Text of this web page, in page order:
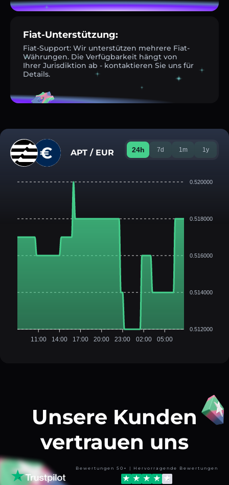
Fiat-Unterstützung:
Fiat-Support: Wir unterstützen mehrere Fiat-
Währungen. Die Verfügbarkeit hängt von
Ihrer Jurisdiktion ab - kontaktieren Sie uns für
Details.
APT / EUR 24h 7d 1m 1y
0.520000
0.518000
0.516000
0.514000
0.512000
11:00 14:00 17:00 20:00 23:00 02:00 05:00
Unsere Kunden
vertrauen uns
Bewertungen 50+ | Hervorragende Bewertungen